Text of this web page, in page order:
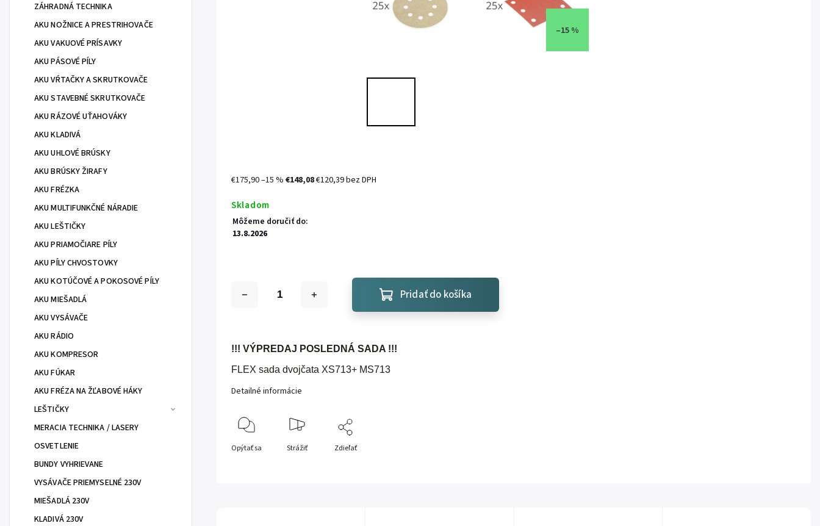
ZÁHRADNÁ TECHNIKA
AKU NOŽNICE A PRESTRIHOVAČE
AKU VAKUOVÉ PRÍSAVKY
AKU PÁSOVÉ PÍLY
AKU VŔTAČKY A SKRUTKOVAČE
AKU STAVEBNÉ SKRUTKOVAČE
AKU RÁZOVÉ UŤAHOVÁKY
AKU KLADIVÁ
AKU UHLOVÉ BRÚSKY
AKU BRÚSKY ŽIRAFY
AKU FRÉZKA
AKU MULTIFUNKČNÉ NÁRADIE
AKU LEŠTIČKY
AKU PRIAMOČIARE PÍLY
AKU PÍLY CHVOSTOVKY
AKU KOTÚČOVÉ A POKOSOVÉ PÍLY
AKU MIEŠADLÁ
AKU VYSÁVAČE
AKU RÁDIO
AKU KOMPRESOR
AKU FÚKAR
AKU FRÉZA NA ŽĽABOVÉ HÁKY
LEŠTIČKY
MERACIA TECHNIKA / LASERY
OSVETLENIE
BUNDY VYHRIEVANE
VYSÁVAČE PRIEMYSELNÉ 230V
MIEŠADLÁ 230V
KLADIVÁ 230V
–15 %
€175,90–15 % €148,08€120,39 bez DPH
Skladom
Môžeme doručiť do:
13.8.2026
Pridať do košíka
!!! VÝPREDAJ POSLEDNÁ SADA !!!
FLEX sada dvojčata XS713+ MS713
Detailné informácie
Opýtať sa Strážiť Zdieľať